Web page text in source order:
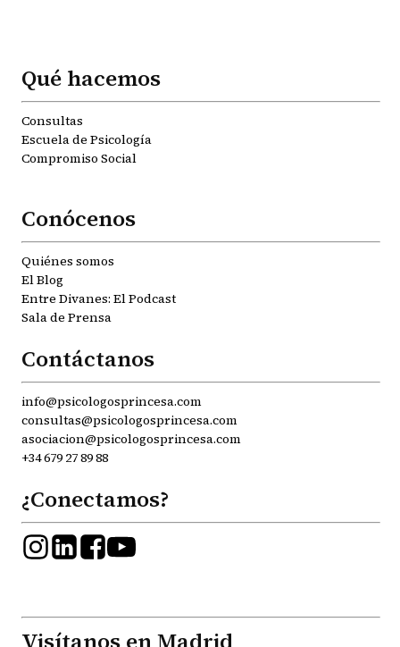
Qué hacemos
Consultas
Escuela de Psicología
Compromiso Social
Conócenos
Quiénes somos
El Blog
Entre Divanes: El Podcast
Sala de Prensa
Contáctanos
info@psicologosprincesa.com
consultas@psicologosprincesa.com
asociacion@psicologosprincesa.com
+34 679 27 89 88
¿Conectamos?